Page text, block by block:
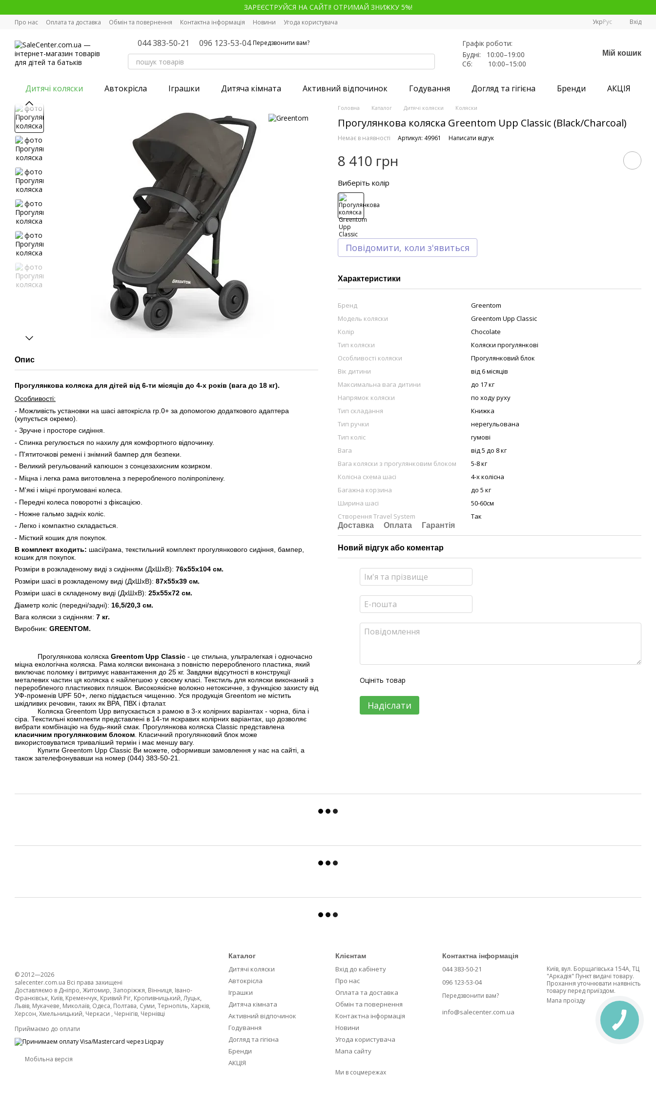
ЗАРЕЄСТРУЙСЯ НА САЙТІ! ОТРИМАЙ ЗНИЖКУ 5%!
Про нас Оплата та доставка Обмін та повернення Контактна інформація Новини Угода користувача УкрРус Вхід
044 383-50-21 096 123-53-04 Передзвонити вам?
Графік роботи:
Будні: 10:00–19:00
Сб: 10:00–15:00
Мій кошик
Дитячі коляски Автокрісла Іграшки Дитяча кімната Активний відпочинок Годування Догляд та гігієна Бренди АКЦІЯ
Опис
Прогулянкова коляска для дітей від 6-ти місяців до 4-х років (вага до 18 кг).
Особливості:
- Можливість установки на шасі автокрісла гр.0+ за допомогою додаткового адаптера
(купується окремо).
- Зручне і просторе сидіння.
- Спинка регулюється по нахилу для комфортного відпочинку.
- П'ятиточкові ремені і знімний бампер для безпеки.
- Великий регульований капюшон з сонцезахисним козирком.
- Міцна і легка рама виготовлена з переробленого поліпропілену.
- М'які і міцні прогумовані колеса.
- Передні колеса поворотні з фіксацією.
- Ножне гальмо задніх коліс.
- Легко і компактно складається.
- Місткий кошик для покупок.
В комплект входить: шасі/рама, текстильний комплект прогулянкового сидіння, бампер,
кошик для покупок.
Розміри в розкладеному виді з сидінням (ДхШхВ): 76х55х104 см.
Розміри шасі в розкладеному виді (ДхШхВ): 87х55х39 см.
Розміри шасі в складеному виді (ДхШхВ): 25х55х72 см.
Діаметр коліс (передні/задні): 16,5/20,3 см.
Вага коляски з сидінням: 7 кг.
Виробник: GREENTOM.
Прогулянкова коляскаGreentom Upp Classic - це стильна, ультралегкая і одночасно
міцна екологічна коляска. Рама коляски виконана з повністю переробленого пластика, який
виключає поломку і витримує навантаження до 25 кг. Завдяки відсутності в конструкції
металевих частин ця коляска є найлегшою у своєму класі. Текстиль для коляски виконаний з
переробленого пластикових пляшок. Високоякісне волокно нетоксичне, з функцією захисту від
УФ-променів UPF 50+, легко піддається чищенню. Уся продукція Greentom не містить
шкідливих речовин, таких як BPA, ПВХ і фталат.
Коляска Greentom Upp випускається з рамою в 3-х колірних варіантах - чорна, біла і
сіра. Текстильні комплекти представлені в 14-ти яскравих колірних варіантах, що дозволяє
вибрати комбінацію на будь-який смак. Прогулянкова коляска Classic представлена
класичним прогулянковим блоком . Класичний прогулянковий блок може
використовуватися триваліший термін і має меншу вагу.
Купити Greentom Upp Classic Ви можете, оформивши замовлення у нас на сайті, а
також зателефонувавши на номер (044) 383-50-21.
Головна Каталог Дитячі коляски Коляски
Прогулянкова коляска Greentom Upp Classic (Black/Charcoal)
Немає в наявності Артикул: 49961 Написати відгук
8 410 грн
Виберіть колір
Повідомити, коли з'явиться
Характеристики
Бренд
Greentom
Модель коляски
Greentom Upp Classic
Колір
Chocolate
Тип коляски
Коляски прогулянкові
Особливості коляски
Прогулянковий блок
Вік дитини
від 6 місяців
Максимальна вага дитини
до 17 кг
Напрямок коляски
по ходу руху
Тип складання
Книжка
Тип ручки
нерегульована
Тип коліс
гумові
Вага
від 5 до 8 кг
Вага коляски з прогулянковим блоком
5-8 кг
Колісна схема шасі
4-х колісна
Багажна корзина
до 5 кг
Ширина шасі
50-60см
Створення Travel System
Так
Доставка Оплата Гарантія
Новий відгук або коментар
Оцініть товар
Надіслати
© 2012—2026
salecenter.com.ua Всі права захищені
Доставляємо в Дніпро, Житомир, Запоріжжя, Вінниця, Івано-
Франківськ, Київ, Кременчук, Кривий Ріг, Кропивницький, Луцьк,
Львів, Мукачеве, Миколаїв, Одеса, Полтава, Суми, Тернопіль, Харків,
Херсон, Хмельницький, Черкаси , Чернігів, Чернівці
Приймаємо до оплати
Мобільна версія
Каталог
Дитячі коляски
Автокрісла
Іграшки
Дитяча кімната
Активний відпочинок
Годування
Догляд та гігієна
Бренди
АКЦІЯ
Клієнтам
Вхід до кабінету
Про нас
Оплата та доставка
Обмін та повернення
Контактна інформація
Новини
Угода користувача
Мапа сайту
Ми в соцмережах
Контактна інформація
044 383-50-21
096 123-53-04
Передзвонити вам?
info@salecenter.com.ua
Київ, вул. Борщагівська 154А, ТЦ
"Аркадія" Пункт видачі товару.
Прохання уточнювати наявність
товару перед приїздом.
Мапа проїзду